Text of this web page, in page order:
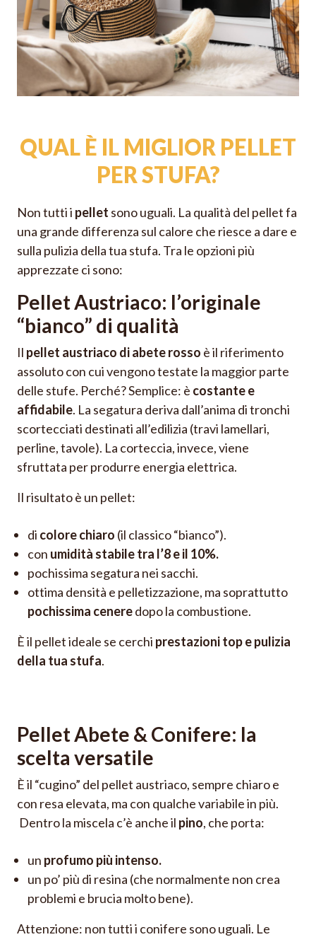
QUAL È IL MIGLIOR PELLET
PER STUFA?
Non tutti i pellet sono uguali. La qualità del pellet fa
una grande differenza sul calore che riesce a dare e
sulla pulizia della tua stufa. Tra le opzioni più
apprezzate ci sono:
Pellet Austriaco: l’originale
“bianco” di qualità
Il pellet austriaco di abete rosso è il riferimento
assoluto con cui vengono testate la maggior parte
delle stufe. Perché? Semplice: è costante e
affidabile. La segatura deriva dall’anima di tronchi
scortecciati destinati all’edilizia (travi lamellari,
perline, tavole). La corteccia, invece, viene
sfruttata per produrre energia elettrica.
Il risultato è un pellet:
di colore chiaro (il classico “bianco”).
con umidità stabile tra l’8 e il 10%.
pochissima segatura nei sacchi.
ottima densità e pelletizzazione, ma soprattutto
pochissima ceneredopo la combustione.
È il pellet ideale se cerchi prestazioni top e pulizia
della tua stufa.
Pellet Abete & Conifere: la
scelta versatile
È il “cugino” del pellet austriaco, sempre chiaro e
con resa elevata, ma con qualche variabile in più.
Dentro la miscela c’è anche il pino, che porta:
un profumo più intenso.
un po’ più di resina (che normalmente non crea
problemi e brucia molto bene).
Attenzione: non tutti i conifere sono uguali. Le